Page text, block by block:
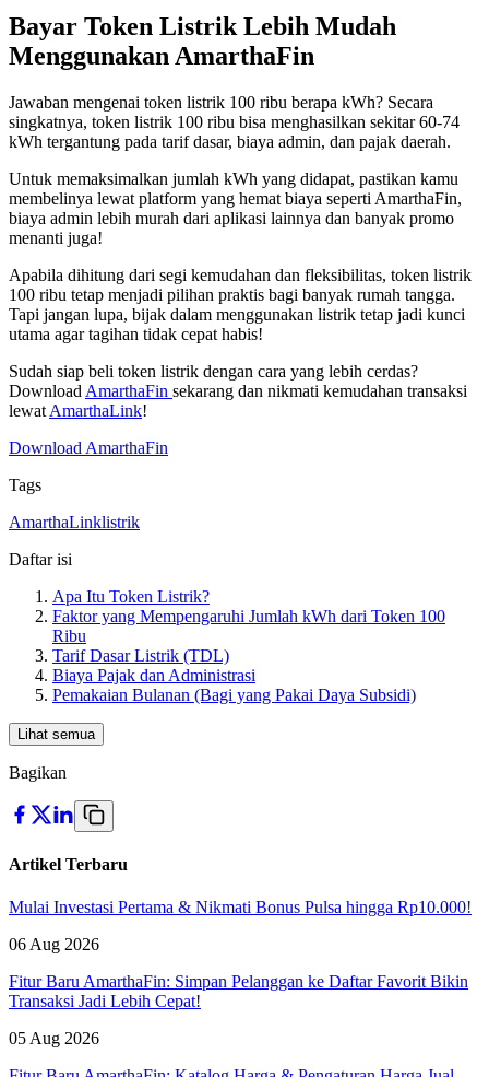
Bayar Token Listrik Lebih Mudah
Menggunakan AmarthaFin
Jawaban mengenai token listrik 100 ribu berapa kWh? Secara
singkatnya, token listrik 100 ribu bisa menghasilkan sekitar 60-74
kWh tergantung pada tarif dasar, biaya admin, dan pajak daerah.
Untuk memaksimalkan jumlah kWh yang didapat, pastikan kamu
membelinya lewat platform yang hemat biaya seperti AmarthaFin,
biaya admin lebih murah dari aplikasi lainnya dan banyak promo
menanti juga!
Apabila dihitung dari segi kemudahan dan fleksibilitas, token listrik
100 ribu tetap menjadi pilihan praktis bagi banyak rumah tangga.
Tapi jangan lupa, bijak dalam menggunakan listrik tetap jadi kunci
utama agar tagihan tidak cepat habis!
Sudah siap beli token listrik dengan cara yang lebih cerdas?
Download AmarthaFin sekarang dan nikmati kemudahan transaksi
lewat AmarthaLink!
Download AmarthaFin
Tags
AmarthaLinklistrik
Daftar isi
Apa Itu Token Listrik?
Faktor yang Mempengaruhi Jumlah kWh dari Token 100
Ribu
Tarif Dasar Listrik (TDL)
Biaya Pajak dan Administrasi
Pemakaian Bulanan (Bagi yang Pakai Daya Subsidi)
Lihat semua
Bagikan
Artikel Terbaru
Mulai Investasi Pertama & Nikmati Bonus Pulsa hingga Rp10.000!
06 Aug 2026
Fitur Baru AmarthaFin: Simpan Pelanggan ke Daftar Favorit Bikin
Transaksi Jadi Lebih Cepat!
05 Aug 2026